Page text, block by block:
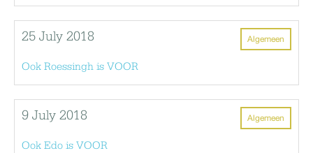
Algemeen
25 July 2018
Ook Roessingh is VOOR
Algemeen
9 July 2018
Ook Edo is VOOR